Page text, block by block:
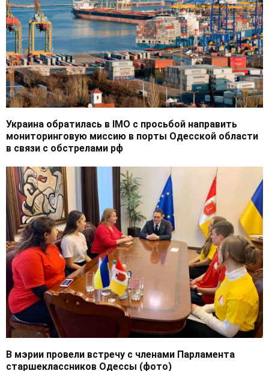
Украина обратилась в IMO с просьбой направить
мониторинговую миссию в порты Одесской области
в связи с обстрелами рф
В мэрии провели встречу с членами Парламента
старшеклассников Одессы (фото)